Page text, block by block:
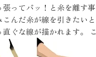
お知らせ
張ってパッ！と糸を離す
こんだ糸が線を引きたい
直ぐな線が描かれます。